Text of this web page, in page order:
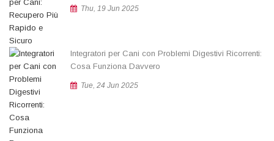
Thu, 19 Jun 2025
Integratori per Cani con Problemi Digestivi Ricorrenti:
Cosa Funziona Davvero
Tue, 24 Jun 2025